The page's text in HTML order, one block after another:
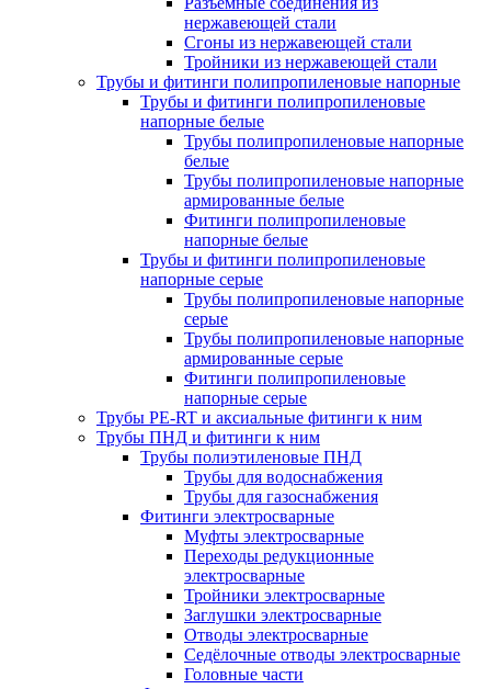
нержавеющей стали
Сгоны из нержавеющей стали
Тройники из нержавеющей стали
Трубы и фитинги полипропиленовые напорные
Трубы и фитинги полипропиленовые
напорные белые
Трубы полипропиленовые напорные
белые
Трубы полипропиленовые напорные
армированные белые
Фитинги полипропиленовые
напорные белые
Трубы и фитинги полипропиленовые
напорные серые
Трубы полипропиленовые напорные
серые
Трубы полипропиленовые напорные
армированные серые
Фитинги полипропиленовые
напорные серые
Трубы PE-RT и аксиальные фитинги к ним
Трубы ПНД и фитинги к ним
Трубы полиэтиленовые ПНД
Трубы для водоснабжения
Трубы для газоснабжения
Фитинги электросварные
Муфты электросварные
Переходы редукционные
электросварные
Тройники электросварные
Заглушки электросварные
Отводы электросварные
Седёлочные отводы электросварные
Головные части